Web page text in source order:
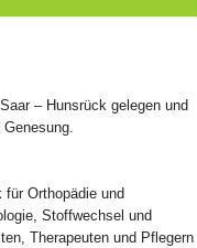
– Hunsrück gelegen und
Orthopädie und
Stoffwechsel und
Therapeuten und Pflegern